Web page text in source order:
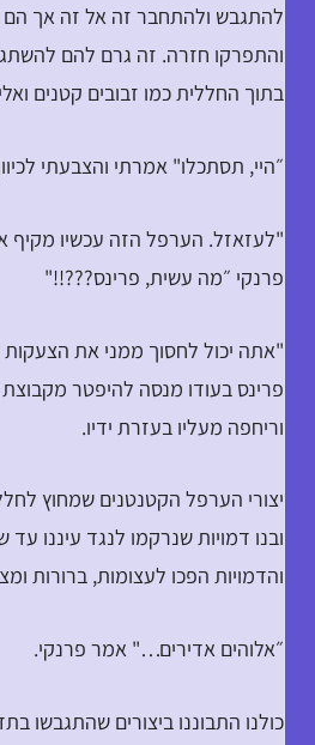
להתגבש ולהתחבר זה אל זה אך הם
והתפרקו חזרה. זה גרם להם
בתוך החללית כמו זבובים קטנים
״היי, תסתכלו" אמרתי והצבעתי
"לעזאזל. הערפל הזה עכשיו מקיף
פרנקי ״מה עשית, פרינס???!!"
"אתה יכול לחסוך ממני את
פרינס בעודו מנסה להיפטר מקבוצת
וריחפה מעליו בעזרת ידיו.
יצורי הערפל הקטנטנים שמחוץ
ובנו דמויות שנרקמו לנגד עיננו
והדמויות הפכו לעצומות, ברורות
״אלוהים אדירים…" אמר פרנקי.
כולנו התבוננו ביצורים שהתגבשו